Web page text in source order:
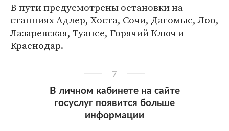
В пути предусмотрены остановки на
станциях Адлер, Хоста, Сочи, Дагомыс, Лоо,
Лазаревская, Туапсе, Горячий Ключ и
Краснодар.
7
В личном кабинете на сайте
госуслуг появится больше
информации